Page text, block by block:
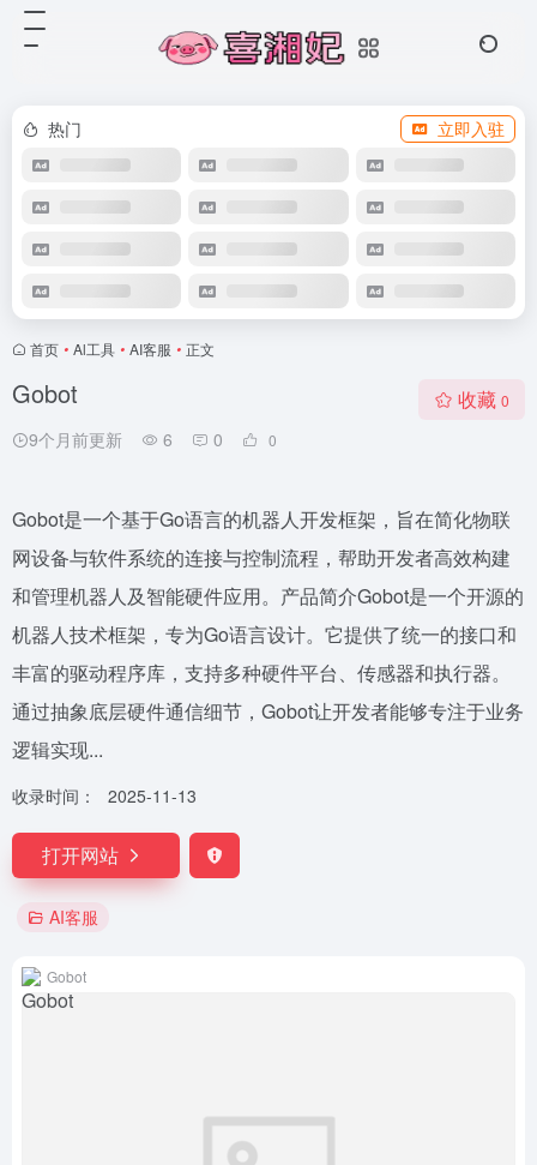
热门 立即入驻
首页 • Al工具 • AI客服 • 正文
Gobot
9个月前更新 6 0 0
收藏 0
Gobot是一个基于Go语言的机器人开发框架，旨在简化物联
网设备与软件系统的连接与控制流程，帮助开发者高效构建
和管理机器人及智能硬件应用。产品简介Gobot是一个开源的
机器人技术框架，专为Go语言设计。它提供了统一的接口和
丰富的驱动程序库，支持多种硬件平台、传感器和执行器。
通过抽象底层硬件通信细节，Gobot让开发者能够专注于业务
逻辑实现...
收录时间： 2025-11-13
打开网站
AI客服
Gobot